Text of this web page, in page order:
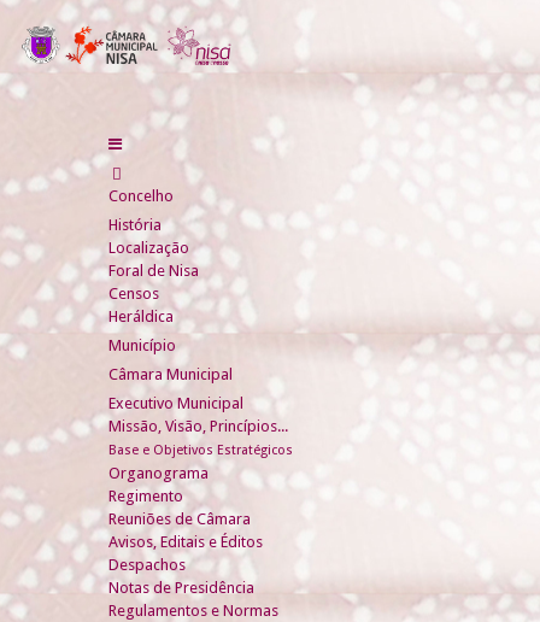
Concelho
História
Localização
Foral de Nisa
Censos
Heráldica
Município
Câmara Municipal
Executivo Municipal
Missão, Visão, Princípios...
Base e Objetivos Estratégicos
Organograma
Regimento
Reuniões de Câmara
Avisos, Editais e Éditos
Despachos
Notas de Presidência
Regulamentos e Normas